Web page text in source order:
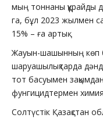
мың тоннаны құрайды
га, бұл 2023 жылмен
15% – ға артық.
Жауын-шашынның көп
шаруашылықтарда
тот басуымен
фунгицидтермен
Солтүстік Қазақстан